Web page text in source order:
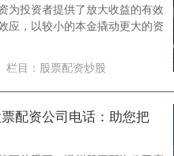
为投资者提供了放大收益的有效
应，以较小的本金撬动更大的资
栏目： 股票配资炒股
配资公司电话：助您把